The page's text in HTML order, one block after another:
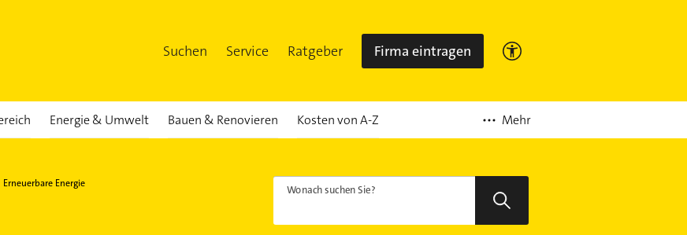
Suchen Service Ratgeber Firma eintragen
Energie & Umwelt Bauen & Renovieren Kosten von A-Z Mehr
Erneuerbare Energie Wonach suchen Sie?